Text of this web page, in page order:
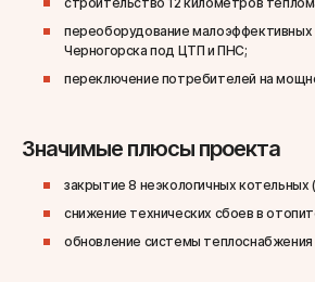
переоборудование малоэффективных
Черногорска под ЦТП и ПНС;
переключение потребителей на
Значимые плюсы проекта
закрытие 8 неэкологичных котельных
снижение технических сбоев в
обновление системы теплоснабжения